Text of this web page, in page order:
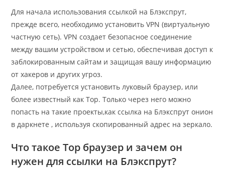
Для начала использования ссылкой на Блэкспрут,
прежде всего, необходимо установить VPN (виртуальную
частную сеть). VPN создает безопасное соединение
между вашим устройством и сетью, обеспечивая доступ к
заблокированным сайтам и защищая вашу информацию
от хакеров и других угроз.
Далее, потребуется установить луковый браузер, или
более известный как Тор. Только через него можно
попасть на такие проекты,как ссылка на Блэкспрут онион
в даркнете , используя скопированный адрес на зеркало.
Что такое Тор браузер и зачем он
нужен для ссылки на Блэкспрут?